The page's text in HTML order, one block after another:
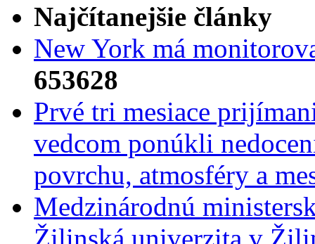
Najčítanejšie články
New York má
653628
Prvé tri mesiace
vedcom ponúkli
povrchu, atmosféry a
Medzinárodnú